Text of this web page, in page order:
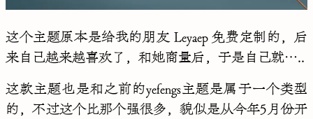
这个主题原本是给我的朋友 Leyaep免费定制的，后
来自己越来越喜欢了，和她商量后，于是自己就…..
这款主题也是和之前的yefengs主题是属于一个类型
的，不过这个比那个强很多，貌似是从今年5月份开